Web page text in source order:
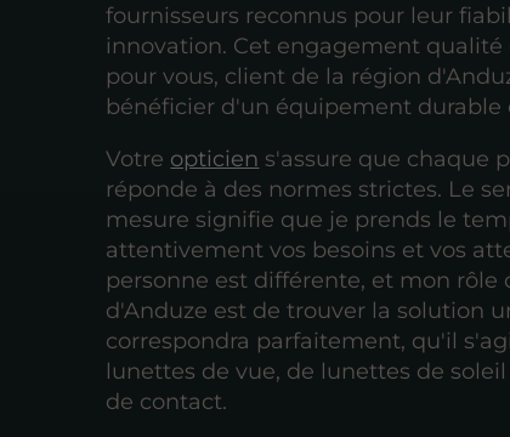
fournisseurs reconnus pour leur
innovation. Cet engagement qualité
pour vous, client de la région
bénéficier d'un équipement durable
Votre opticien s'assure que chaque
réponde à des normes strictes. Le
mesure signifie que je prends le
attentivement vos besoins et vos
personne est différente, et mon rôle
d'Anduze est de trouver la solution
correspondra parfaitement, qu'il
lunettes de vue, de lunettes de
de contact.